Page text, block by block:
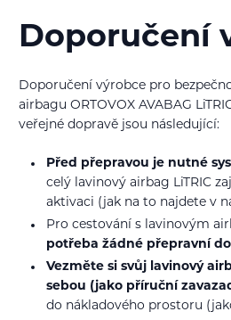
Doporučení
Doporučení výrobce pro
airbagu ORTOVOX AVABAG
veřejné dopravě jsou následující:
Před přepravou je nutné
celý lavinový airbag LiTRIC
aktivaci (jak na to najdete v
Pro cestování s lavinovým
potřeba žádné přepravní
Vezměte si svůj lavinový
sebou (jako příruční
do nákladového prostoru